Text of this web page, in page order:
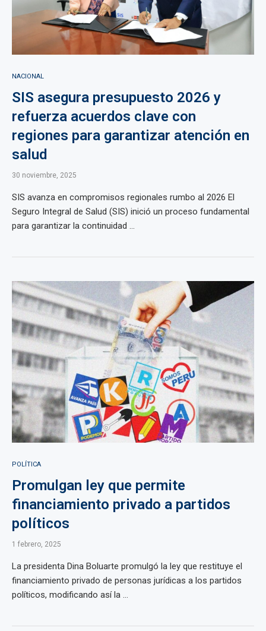
NACIONAL
SIS asegura presupuesto 2026 y
refuerza acuerdos clave con
regiones para garantizar atención en
salud
30 noviembre, 2025
SIS avanza en compromisos regionales rumbo al 2026 El
Seguro Integral de Salud (SIS) inició un proceso fundamental
para garantizar la continuidad ...
POLÍTICA
Promulgan ley que permite
financiamiento privado a partidos
políticos
1 febrero, 2025
La presidenta Dina Boluarte promulgó la ley que restituye el
financiamiento privado de personas jurídicas a los partidos
políticos, modificando así la ...